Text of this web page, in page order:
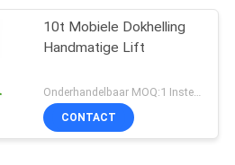
10t Mobiele Dokhelling
Handmatige Lift
Onderhandelbaar MOQ:1 Instellen
CONTACT